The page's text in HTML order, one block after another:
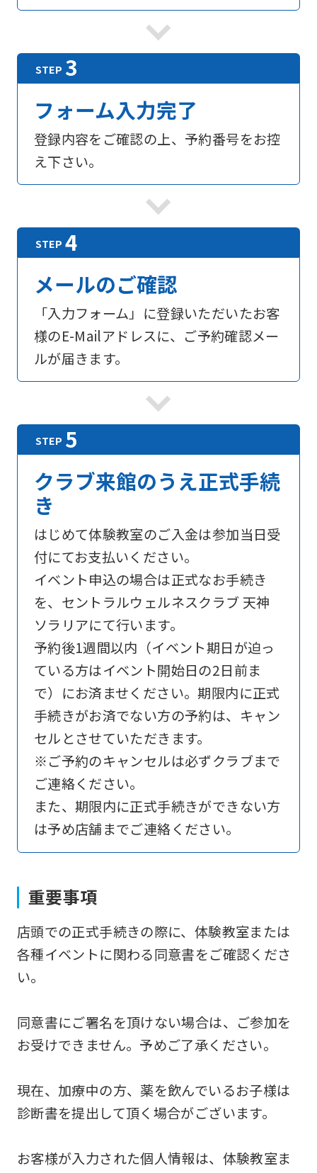
フォーム入力完了
登録内容をご確認の上、予約番号をお控
え下さい。
メールのご確認
「入力フォーム」に登録いただいたお客
様のE-Mailアドレスに、ご予約確認メー
ルが届きます。
クラブ来館のうえ正式手続
き
はじめて体験教室のご入金は参加当日受
付にてお支払いください。
イベント申込の場合は正式なお手続き
を、セントラルウェルネスクラブ 天神
ソラリアにて行います。
予約後1週間以内（イベント期日が迫っ
ている方はイベント開始日の2日前ま
で）にお済ませください。期限内に正式
手続きがお済でない方の予約は、キャン
セルとさせていただきます。
※ご予約のキャンセルは必ずクラブまで
ご連絡ください。
また、期限内に正式手続きができない方
は予め店舗までご連絡ください。
重要事項
店頭での正式手続きの際に、体験教室または
各種イベントに関わる同意書をご確認くださ
い。
同意書にご署名を頂けない場合は、ご参加を
お受けできません。予めご了承ください。
現在、加療中の方、薬を飲んでいるお子様は
診断書を提出して頂く場合がございます。
お客様が入力された個人情報は、体験教室ま
For
foreigners
Central
Sports
website
is
automatically
translated
into
English.
Click
the
link
below
(start
translation)
to
return
top
page.
However,
you
use
an
automatic
translation
service,
the